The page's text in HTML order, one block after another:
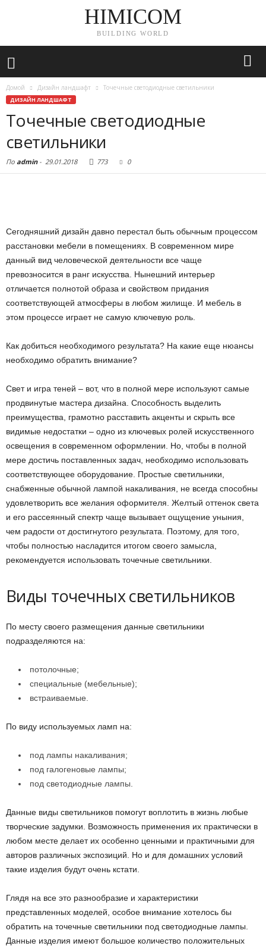
HIMICOM
BUILDING WORLD
Домой Дизайн ландшафт Точечные светодиодные светильники
ДИЗАЙН ЛАНДШАФТ
Точечные светодиодные
светильники
По admin- 29.01.2018 773 0
Сегодняшний дизайн давно перестал быть обычным процессом
расстановки мебели в помещениях. В современном мире
данный вид человеческой деятельности все чаще
превозносится в ранг искусства. Нынешний интерьер
отличается полнотой образа и свойством придания
соответствующей атмосферы в любом жилище. И мебель в
этом процессе играет не самую ключевую роль.
Как добиться необходимого результата? На какие еще нюансы
необходимо обратить внимание?
Свет и игра теней – вот, что в полной мере используют самые
продвинутые мастера дизайна. Способность выделить
преимущества, грамотно расставить акценты и скрыть все
видимые недостатки – одно из ключевых ролей искусственного
освещения в современном оформлении. Но, чтобы в полной
мере достичь поставленных задач, необходимо использовать
соответствующее оборудование. Простые светильники,
снабженные обычной лампой накаливания, не всегда способны
удовлетворить все желания оформителя. Желтый оттенок света
и его рассеянный спектр чаще вызывает ощущение уныния,
чем радости от достигнутого результата. Поэтому, для того,
чтобы полностью насладится итогом своего замысла,
рекомендуется использовать точечные светильники.
Виды точечных светильников
По месту своего размещения данные светильники
подразделяются на:
потолочные;
специальные (мебельные);
встраиваемые.
По виду используемых ламп на:
под лампы накаливания;
под галогеновые лампы;
под светодиодные лампы.
Данные виды светильников помогут воплотить в жизнь любые
творческие задумки. Возможность применения их практически в
любом месте делает их особенно ценными и практичными для
авторов различных экспозиций. Но и для домашних условий
такие изделия будут очень кстати.
Глядя на все это разнообразие и характеристики
представленных моделей, особое внимание хотелось бы
обратить на точечные светильники под светодиодные лампы.
Данные изделия имеют большое количество положительных